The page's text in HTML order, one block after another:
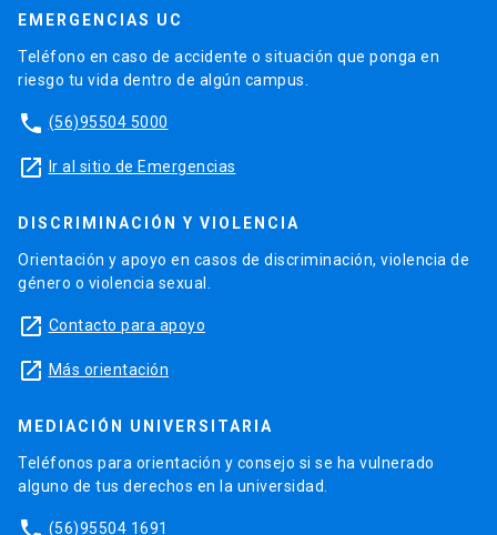
EMERGENCIAS UC
Teléfono en caso de accidente o situación que ponga en
riesgo tu vida dentro de algún campus.
phone (56)95504 5000
launch Ir al sitio de Emergencias
DISCRIMINACIÓN Y VIOLENCIA
Orientación y apoyo en casos de discriminación, violencia de
género o violencia sexual.
launch Contacto para apoyo
launch Más orientación
MEDIACIÓN UNIVERSITARIA
Teléfonos para orientación y consejo si se ha vulnerado
alguno de tus derechos en la universidad.
(56)95504 1691